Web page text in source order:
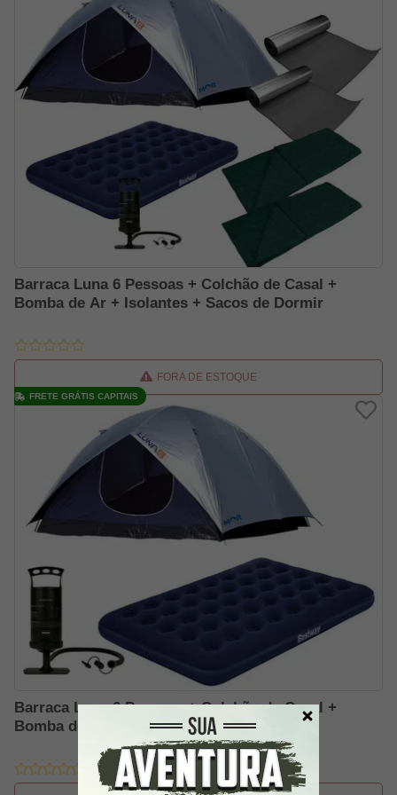
Barraca Luna 6 Pessoas + Colchão de Casal +
Bomba de Ar + Isolantes + Sacos de Dormir
FORA DE ESTOQUE
Barraca Luna 6 Pessoas + Colchão de Casal +
Bomba de Ar
FRETE GRÁTIS CAPITAIS